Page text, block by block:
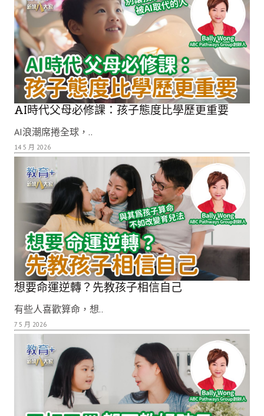
AI時代父母必修課：孩子態度比學歷更重要
AI浪潮席捲全球，..
14 5 月 2026
想要命運逆轉？先教孩子相信自己
有些人喜歡算命，想..
7 5 月 2026